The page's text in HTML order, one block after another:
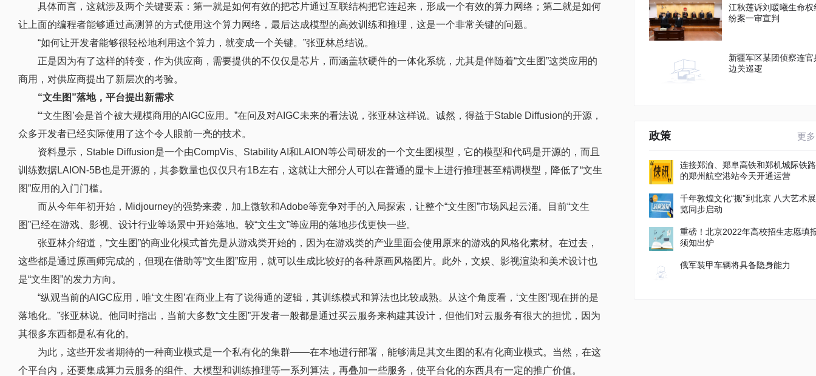
具体而言，这就涉及两个关键要素：第一就是如何有效的把芯片通过互联结构把它连起来，形成一个有效的算力网络；第二就是如何
让上面的编程者能够通过高测算的方式使用这个算力网络，最后达成模型的高效训练和推理，这是一个非常关键的问题。
“如何让开发者能够很轻松地利用这个算力，就变成一个关键。”张亚林总结说。
正是因为有了这样的转变，作为供应商，需要提供的不仅仅是芯片，而涵盖软硬件的一体化系统，尤其是伴随着“文生图”这类应用的
商用，对供应商提出了新层次的考验。
“文生图”落地，平台提出新需求
“‘文生图’会是首个被大规模商用的AIGC应用。”在问及对AIGC未来的看法说，张亚林这样说。诚然，得益于Stable Diffusion的开源，
众多开发者已经实际使用了这个令人眼前一亮的技术。
资料显示，Stable Diffusion是一个由CompVis、Stability AI和LAION等公司研发的一个文生图模型，它的模型和代码是开源的，而且
训练数据LAION-5B也是开源的，其参数量也仅仅只有1B左右，这就让大部分人可以在普通的显卡上进行推理甚至精调模型，降低了“文生
图”应用的入门门槛。
而从今年年初开始，Midjourney的强势来袭，加上微软和Adobe等竞争对手的入局探索，让整个“文生图”市场风起云涌。目前“文生
图”已经在游戏、影视、设计行业等场景中开始落地。较“文生文”等应用的落地步伐更快一些。
张亚林介绍道，“文生图”的商业化模式首先是从游戏类开始的，因为在游戏类的产业里面会使用原来的游戏的风格化素材。在过去，
这些都是通过原画师完成的，但现在借助等“文生图”应用，就可以生成比较好的各种原画风格图片。此外，文娱、影视渲染和美术设计也
是“文生图”的发力方向。
“纵观当前的AIGC应用，唯‘文生图’在商业上有了说得通的逻辑，其训练模式和算法也比较成熟。从这个角度看，‘文生图’现在拼的是
落地化。”张亚林说。他同时指出，当前大多数“文生图”开发者一般都是通过买云服务来构建其设计，但他们对云服务有很大的担忧，因为
其很多东西都是私有化的。
为此，这些开发者期待的一种商业模式是一个私有化的集群——在本地进行部署，能够满足其文生图的私有化商业模式。当然，在这
个平台内，还要集成算力云服务的组件、大模型和训练推理等一系列算法，再叠加一些服务，使平台化的东西具有一定的推广价值。
江秋莲诉刘暖曦生命权
纷案一审宣判
新疆军区某团侦察连官
边关巡逻
政策 更多
连接郑渝、郑阜高铁和郑机城际铁路
的郑州航空港站今天开通运营
千年敦煌文化“搬”到北京 八大艺术展
览同步启动
重磅！北京2022年高校招生志愿填
须知出炉
俄军装甲车辆将具备隐身能力